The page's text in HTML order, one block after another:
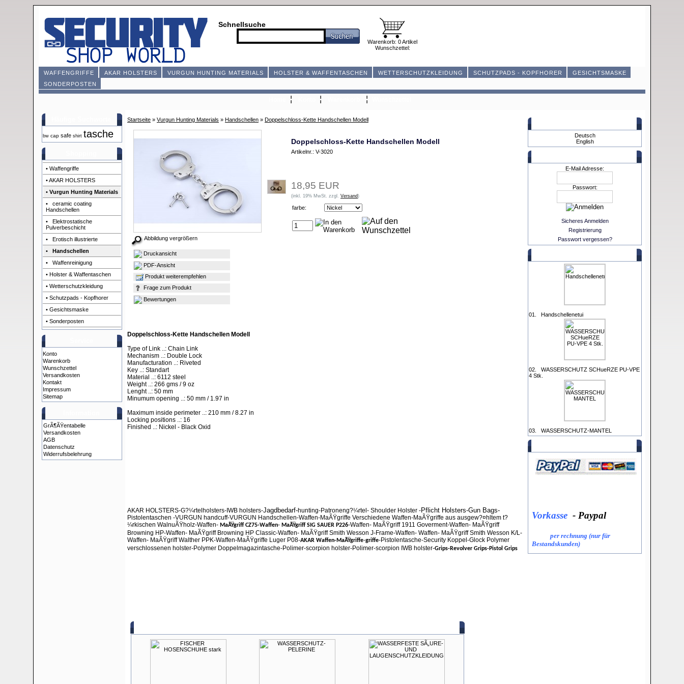
Schnellsuche
Warenkorb: 0 Artikel
Wunschzettel:
WAFFENGRIFFE AKAR HOLSTERS VURGUN HUNTING MATERIALS HOLSTER & WAFFENTASCHEN WETTERSCHUTZKLEIDUNG SCHUTZPADS - KOPFHORER
GESICHTSMASKE
SONDERPOSTEN
¦ ¦ ¦
bw cap safe shirt tasche
• Waffengriffe
• AKAR HOLSTERS
• Vurgun Hunting Materials
• ceramic coating
Handschellen
• Elektrostatische
Pulverbeschicht
• Erotisch illustrierte
•
Handschellen
• Waffenreinigung
• Holster & Waffentaschen
• Wetterschutzkleidung
• Schutzpads - Kopfhorer
• Gesichtsmaske
• Sonderposten
Konto
Warenkorb
Wunschzettel
Versandkosten
Kontakt
Impressum
Sitemap
GrÃ¶ÃŸentabelle
Versandkosten
AGB
Datenschutz
Widerrufsbelehrung
Startseite » Vurgun Hunting Materials » Handschellen » Doppelschloss-Kette Handschellen Modell
Abbildung vergrößern
Doppelschloss-Kette Handschellen Modell
Artikelnr.: V-3020
18,95 EUR
(inkl. 19% MwSt. zzgl. Versand)
farbe:
Druckansicht
PDF-Ansicht
Produkt weiterempfehlen
Frage zum Produkt
Bewertungen
Doppelschloss-Kette Handschellen Modell
Type of Link ..: Chain Link
Mechanism ..: Double Lock
Manufacturation ..: Riveted
Key ..: Standart
Material ..: 6112 steel
Weight ..: 266 gms / 9 oz
Lenght ..: 50 mm
Minumum opening ..: 50 mm / 1.97 in
Maximum inside perimeter ..: 210 mm / 8.27 in
Locking positions ..: 16
Finished ..: Nickel - Black Oxid
AKAR HOLSTERS-G?¼rtelholsters-IWB holsters-Jagdbedarf-hunting-Patroneng?¼rtel- Shoulder Holster -Pflicht Holsters-Gun Bags-
Pistolentaschen -VURGUN handcuff-VURGUN Handschellen-Waffen-MaÃŸgriffe Verschiedene Waffen-MaÃŸgriffe aus ausgew?¤hltem t?
¼rkischen WalnuÃŸholz-Waffen- MaÃŸgriff CZ75-Waffen- MaÃŸgriff SIG SAUER P226-Waffen- MaÃŸgriff 1911 Goverment-Waffen- MaÃŸgriff
Browning HP-Waffen- MaÃŸgriff Browning HP Classic-Waffen- MaÃŸgriff Smith Wesson J-Frame-Waffen- Waffen- MaÃŸgriff Smith Wesson K/L-
Waffen- MaÃŸgriff Walther PPK-Waffen-MaÃŸgriffe Luger P08-AKAR Waffen-MaÃŸgriffe-griffe-Pistolentasche-Security Koppel-Glock Polymer
verschlossenen holster-Polymer Doppelmagazintasche-Polimer-scorpion holster-Polimer-scorpion IWB holster-Grips-Revolver Grips-Pistol Grips
Deutsch
English
E-Mail Adresse:
Passwort:
Sicheres Anmelden
Registrierung
Passwort vergessen?
01. Handschellenetui
02. WASSERSCHUTZ SCHueRZE PU-VPE
4 Stk.
03. WASSERSCHUTZ-MANTEL